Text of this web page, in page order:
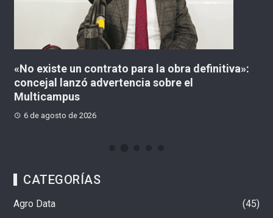
«No existe un contrato para la obra definitiva»:
concejal lanzó advertencia sobre el
Multicampus
6 de agosto de 2026
CATEGORÍAS
Agro Data
45